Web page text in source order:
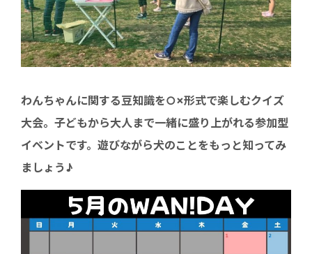
わんちゃんに関する豆知識を○×形式で楽しむクイズ
大会。子どもから大人まで一緒に盛り上がれる参加型
イベントです。遊びながら犬のことをもっと知ってみ
ましょう♪